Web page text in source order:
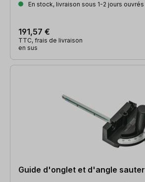
En stock, livraison sous 1-2 jours ouvrés
191,57 €
TTC, frais de livraison
en sus
Guide d'onglet et d'angle sauter